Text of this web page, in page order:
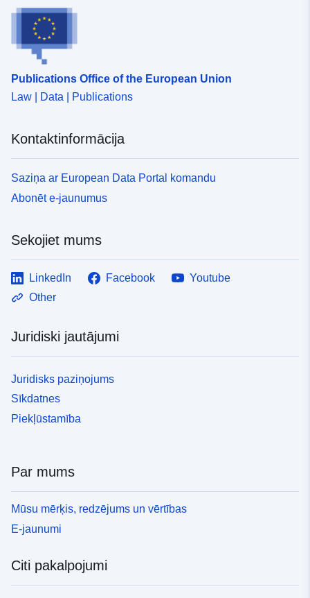
Publications Office of the European Union
Law | Data | Publications
Kontaktinformācija
Saziņa ar European Data Portal komandu
Abonēt e-jaunumus
Sekojiet mums
LinkedIn Facebook
Youtube
Other
Juridiski jautājumi
Juridisks paziņojums
Sīkdatnes
Piekļūstamība
Par mums
Mūsu mērķis, redzējums un vērtības
E-jaunumi
Citi pakalpojumi